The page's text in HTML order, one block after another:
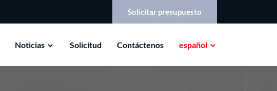
Solicitar presupuesto
Noticias Solicitud Contáctenos español